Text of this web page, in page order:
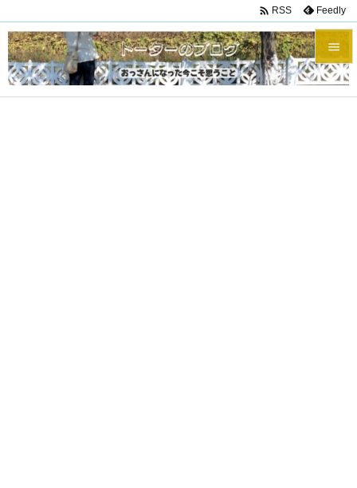


メニュ
 RSS Feedly